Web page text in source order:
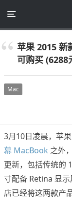
苹果 2015
可购买 (6288
Mac
3月10日凌晨，苹
幕 MacBook 之外
更新，包括传统的
寸配备 Retina 显示
店已经将这两款产